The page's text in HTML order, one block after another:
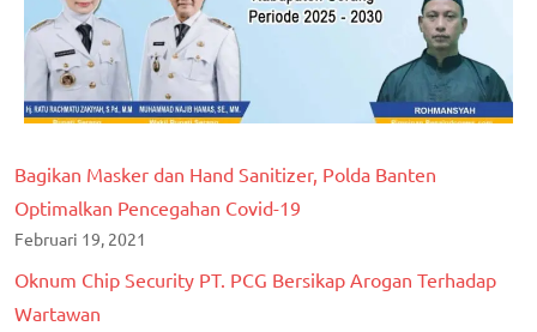
Bagikan Masker dan Hand Sanitizer, Polda Banten
Optimalkan Pencegahan Covid-19
Februari 19, 2021
Oknum Chip Security PT. PCG Bersikap Arogan Terhadap
Wartawan